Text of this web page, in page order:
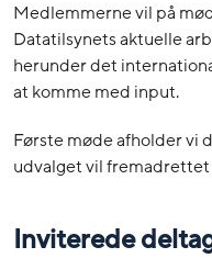
Medlemmerne vil på
Datatilsynets aktuelle
herunder det
at komme med input.
Første møde afholder vi
udvalget vil
Inviterede